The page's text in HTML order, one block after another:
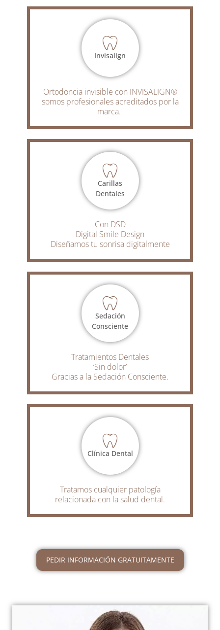
Invisalign
Ortodoncia invisible con INVISALIGN®
somos profesionales acreditados por la
marca.
Carillas
Dentales
Con DSD
Digital Smile Design
Diseñamos tu sonrisa digitalmente
Sedación
Consciente
Tratamientos Dentales
‘Sin dolor’
Gracias a la Sedación Consciente.
Clínica Dental
Tratamos cualquier patología
relacionada con la salud dental.
PEDIR INFORMACIÓN GRATUITAMENTE